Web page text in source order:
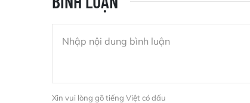
Xin vui lòng gõ tiếng Việt có dấu